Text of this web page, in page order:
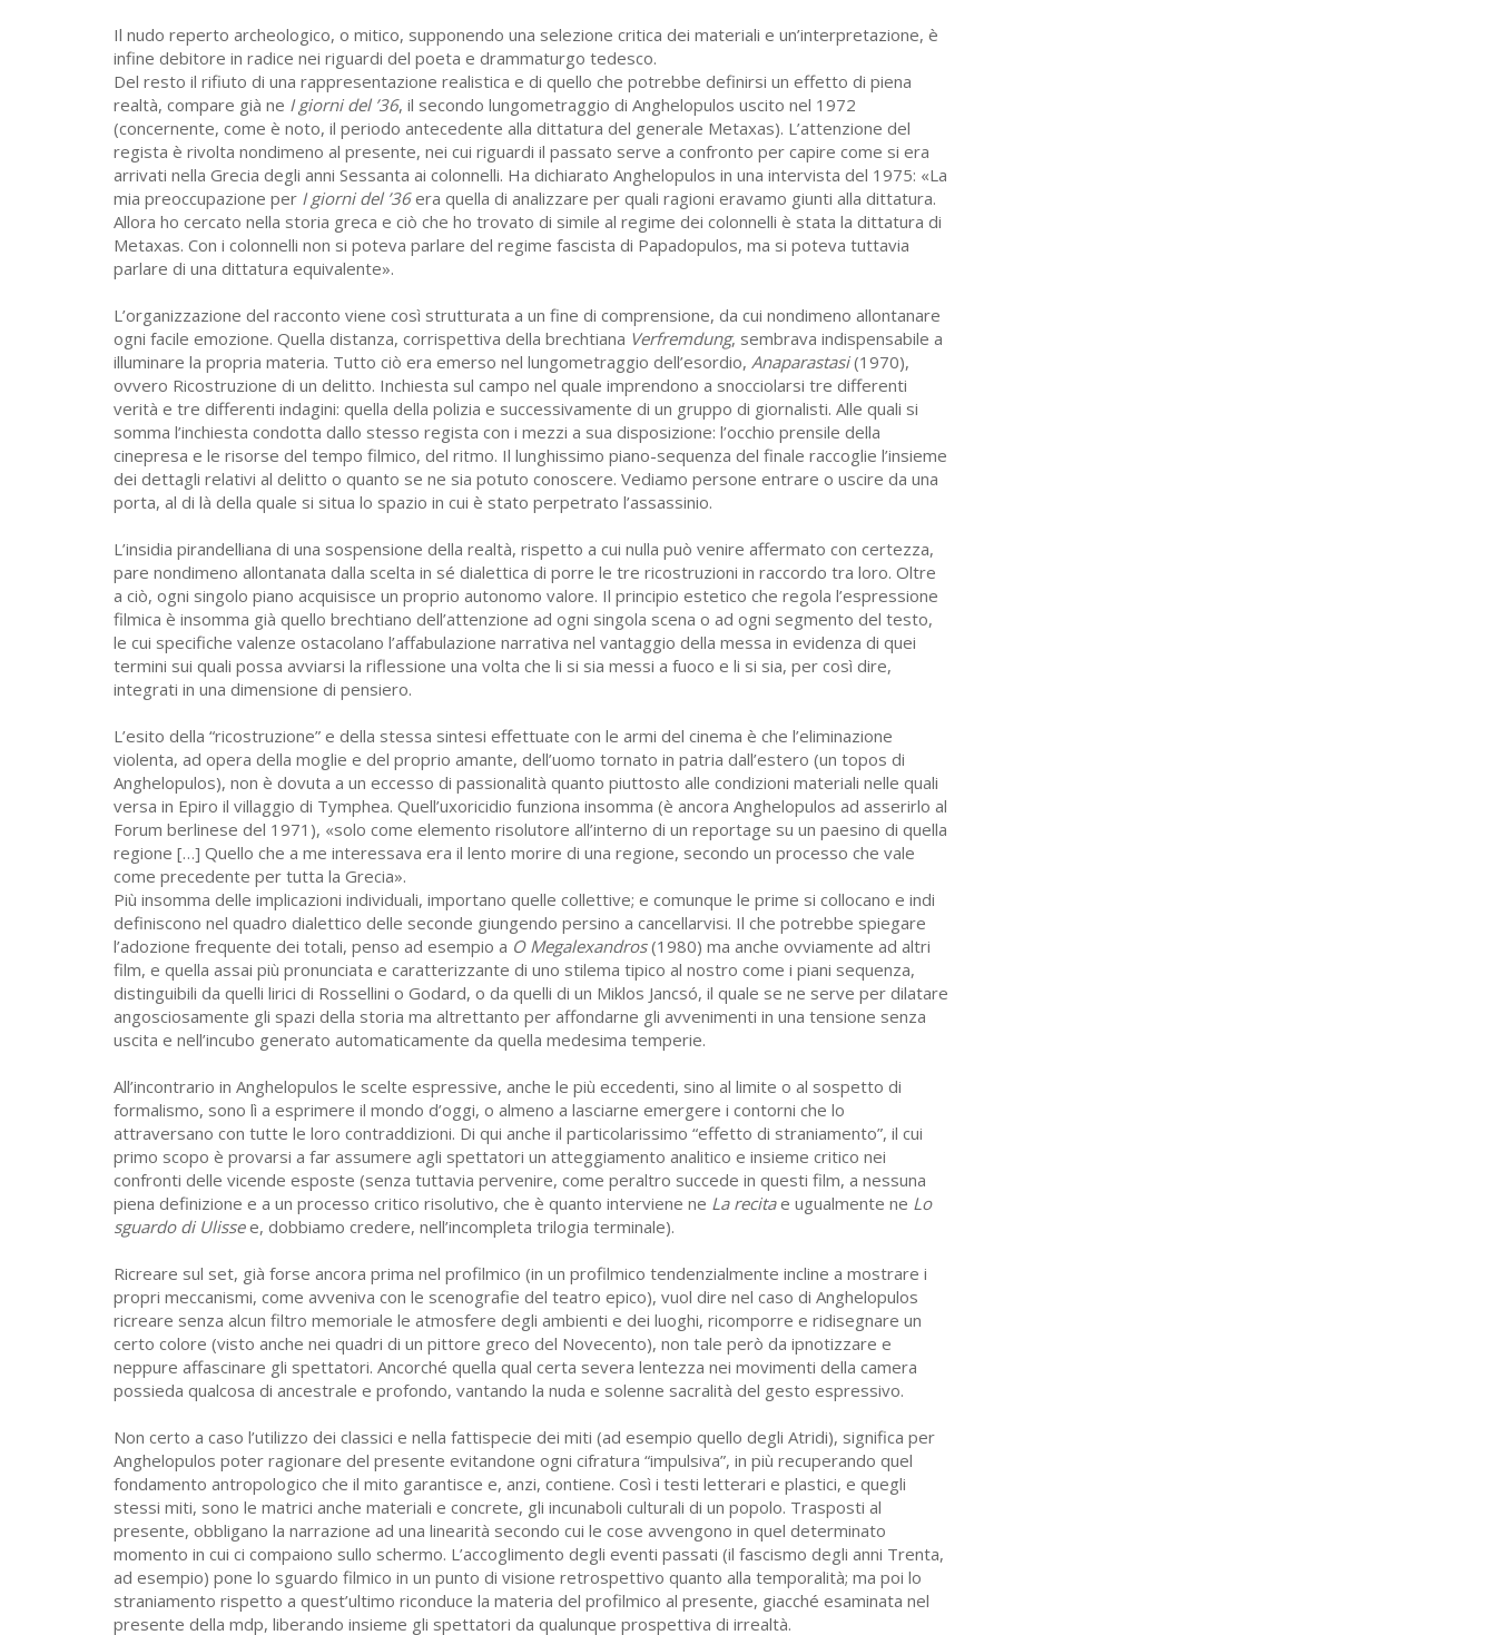
Il nudo reperto archeologico, o mitico, supponendo una selezione critica dei materiali e un’interpretazione, è
infine debitore in radice nei riguardi del poeta e drammaturgo tedesco.
Del resto il rifiuto di una rappresentazione realistica e di quello che potrebbe definirsi un effetto di piena
realtà, compare già ne I giorni del ’36, il secondo lungometraggio di Anghelopulos uscito nel 1972
(concernente, come è noto, il periodo antecedente alla dittatura del generale Metaxas). L’attenzione del
regista è rivolta nondimeno al presente, nei cui riguardi il passato serve a confronto per capire come si era
arrivati nella Grecia degli anni Sessanta ai colonnelli. Ha dichiarato Anghelopulos in una intervista del 1975: «La
mia preoccupazione per I giorni del ’36era quella di analizzare per quali ragioni eravamo giunti alla dittatura.
Allora ho cercato nella storia greca e ciò che ho trovato di simile al regime dei colonnelli è stata la dittatura di
Metaxas. Con i colonnelli non si poteva parlare del regime fascista di Papadopulos, ma si poteva tuttavia
parlare di una dittatura equivalente».
L’organizzazione del racconto viene così strutturata a un fine di comprensione, da cui nondimeno allontanare
ogni facile emozione. Quella distanza, corrispettiva della brechtiana Verfremdung, sembrava indispensabile a
illuminare la propria materia. Tutto ciò era emerso nel lungometraggio dell’esordio, Anaparastasi(1970),
ovvero Ricostruzione di un delitto. Inchiesta sul campo nel quale imprendono a snocciolarsi tre differenti
verità e tre differenti indagini: quella della polizia e successivamente di un gruppo di giornalisti. Alle quali si
somma l’inchiesta condotta dallo stesso regista con i mezzi a sua disposizione: l’occhio prensile della
cinepresa e le risorse del tempo filmico, del ritmo. Il lunghissimo piano-sequenza del finale raccoglie l’insieme
dei dettagli relativi al delitto o quanto se ne sia potuto conoscere. Vediamo persone entrare o uscire da una
porta, al di là della quale si situa lo spazio in cui è stato perpetrato l’assassinio.
L’insidia pirandelliana di una sospensione della realtà, rispetto a cui nulla può venire affermato con certezza,
pare nondimeno allontanata dalla scelta in sé dialettica di porre le tre ricostruzioni in raccordo tra loro. Oltre
a ciò, ogni singolo piano acquisisce un proprio autonomo valore. Il principio estetico che regola l’espressione
filmica è insomma già quello brechtiano dell’attenzione ad ogni singola scena o ad ogni segmento del testo,
le cui specifiche valenze ostacolano l’affabulazione narrativa nel vantaggio della messa in evidenza di quei
termini sui quali possa avviarsi la riflessione una volta che li si sia messi a fuoco e li si sia, per così dire,
integrati in una dimensione di pensiero.
L’esito della “ricostruzione” e della stessa sintesi effettuate con le armi del cinema è che l’eliminazione
violenta, ad opera della moglie e del proprio amante, dell’uomo tornato in patria dall’estero (un topos di
Anghelopulos), non è dovuta a un eccesso di passionalità quanto piuttosto alle condizioni materiali nelle quali
versa in Epiro il villaggio di Tymphea. Quell’uxoricidio funziona insomma (è ancora Anghelopulos ad asserirlo al
Forum berlinese del 1971), «solo come elemento risolutore all’interno di un reportage su un paesino di quella
regione […] Quello che a me interessava era il lento morire di una regione, secondo un processo che vale
come precedente per tutta la Grecia».
Più insomma delle implicazioni individuali, importano quelle collettive; e comunque le prime si collocano e indi
definiscono nel quadro dialettico delle seconde giungendo persino a cancellarvisi. Il che potrebbe spiegare
l’adozione frequente dei totali, penso ad esempio a O Megalexandros(1980) ma anche ovviamente ad altri
film, e quella assai più pronunciata e caratterizzante di uno stilema tipico al nostro come i piani sequenza,
distinguibili da quelli lirici di Rossellini o Godard, o da quelli di un Miklos Jancsó, il quale se ne serve per dilatare
angosciosamente gli spazi della storia ma altrettanto per affondarne gli avvenimenti in una tensione senza
uscita e nell’incubo generato automaticamente da quella medesima temperie.
All’incontrario in Anghelopulos le scelte espressive, anche le più eccedenti, sino al limite o al sospetto di
formalismo, sono lì a esprimere il mondo d’oggi, o almeno a lasciarne emergere i contorni che lo
attraversano con tutte le loro contraddizioni. Di qui anche il particolarissimo “effetto di straniamento”, il cui
primo scopo è provarsi a far assumere agli spettatori un atteggiamento analitico e insieme critico nei
confronti delle vicende esposte (senza tuttavia pervenire, come peraltro succede in questi film, a nessuna
piena definizione e a un processo critico risolutivo, che è quanto interviene ne La recitae ugualmente ne Lo
sguardo di Ulissee, dobbiamo credere, nell’incompleta trilogia terminale).
Ricreare sul set, già forse ancora prima nel profilmico (in un profilmico tendenzialmente incline a mostrare i
propri meccanismi, come avveniva con le scenografie del teatro epico), vuol dire nel caso di Anghelopulos
ricreare senza alcun filtro memoriale le atmosfere degli ambienti e dei luoghi, ricomporre e ridisegnare un
certo colore (visto anche nei quadri di un pittore greco del Novecento), non tale però da ipnotizzare e
neppure affascinare gli spettatori. Ancorché quella qual certa severa lentezza nei movimenti della camera
possieda qualcosa di ancestrale e profondo, vantando la nuda e solenne sacralità del gesto espressivo.
Non certo a caso l’utilizzo dei classici e nella fattispecie dei miti (ad esempio quello degli Atridi), significa per
Anghelopulos poter ragionare del presente evitandone ogni cifratura “impulsiva”, in più recuperando quel
fondamento antropologico che il mito garantisce e, anzi, contiene. Così i testi letterari e plastici, e quegli
stessi miti, sono le matrici anche materiali e concrete, gli incunaboli culturali di un popolo. Trasposti al
presente, obbligano la narrazione ad una linearità secondo cui le cose avvengono in quel determinato
momento in cui ci compaiono sullo schermo. L’accoglimento degli eventi passati (il fascismo degli anni Trenta,
ad esempio) pone lo sguardo filmico in un punto di visione retrospettivo quanto alla temporalità; ma poi lo
straniamento rispetto a quest’ultimo riconduce la materia del profilmico al presente, giacché esaminata nel
presente della mdp, liberando insieme gli spettatori da qualunque prospettiva di irrealtà.